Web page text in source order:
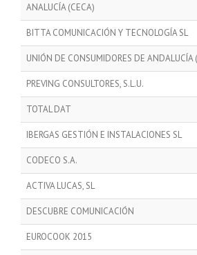
ANALUCÍA (CECA)
BITTA COMUNICACIÓN Y TECNOLOGÍA SL
UNIÓN DE CONSUMIDORES DE ANDALUCÍA
PREVING CONSULTORES, S.L.U.
TOTAL DAT
IBERGAS GESTIÓN E INSTALACIONES SL
CODECO S.A.
ACTIVA LUCAS, SL
DESCUBRE COMUNICACIÓN
EUROCOOK 2015